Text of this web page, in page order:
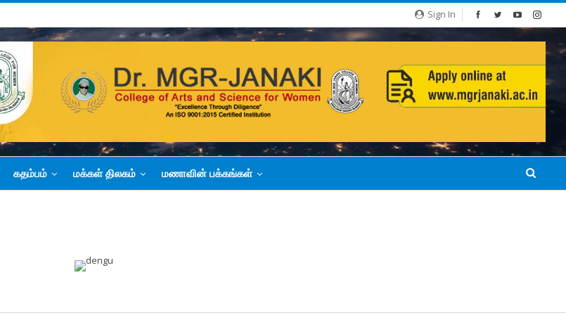
Sign In
கதம்பம் மக்கள் திலகம் மணாவின் பக்கங்கள்